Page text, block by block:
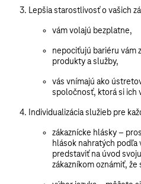
Lepšia starostlivosť o vašich
vám volajú bezplatne,
nepociťujú bariéru vám
produkty a služby,
vás vnímajú ako
spoločnosť, ktorá si ich
Individualizácia služieb pre
zákaznícke hlásky–
hlások nahratých podľa
predstaviť na úvod
zákazníkom oznámiť,